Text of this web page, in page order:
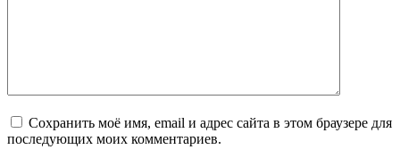
Сохранить моё имя, email и адрес сайта в этом браузере для
последующих моих комментариев.